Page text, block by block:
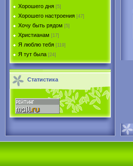
Хорошего дня [5]
Хорошего настроения [47]
Хочу быть рядом [5]
Христианам [17]
Я люблю тебя [119]
Я тут была [24]
Статистика